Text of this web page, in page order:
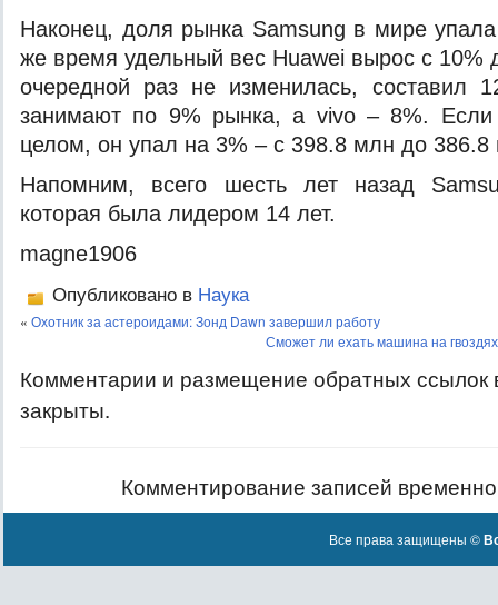
Наконец, доля рынка Samsung в мире
же время удельный вес Huawei вырос с 10%
очередной раз не изменилась, составил
занимают по 9% рынка, а vivo – 8%. Если
целом, он упал на 3% – с 398.8 млн до 386.8
Напомним, всего шесть лет назад
которая была лидером 14 лет.
magne1906
Опубликовано в Наука
« Охотник за астероидами: Зонд Dawn завершил работу
Сможет ли ехать машина на
Комментарии и размещение обратных ссылок
закрыты.
Комментирование записей
Все права защищены ©